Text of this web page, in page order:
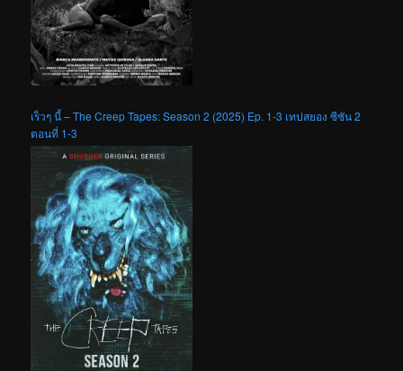
เร็วๆ นี้ – The Creep Tapes: Season 2 (2025) Ep. 1-3 เทปสยอง ซีซัน 2
ตอนที่ 1-3